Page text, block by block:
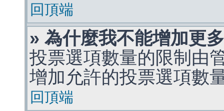
回頂端
» 為什麼我不能增加更
投票選項數量的限制由
增加允許的投票選項數
回頂端